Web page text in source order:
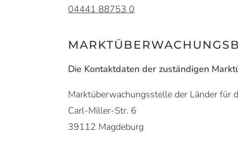
Telefonnummer
04441 88753 0
Die Kontaktdaten der zuständigen
Marktüberwachungsstelle der Länder für
Carl-Miller-Str. 6
39112 Magdeburg